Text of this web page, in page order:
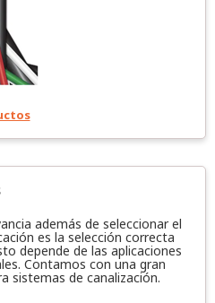
además de seleccionar el
es la selección correcta
depende de las aplicaciones
Contamos con una gran
sistemas de canalización.